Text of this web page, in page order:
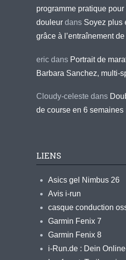
programme pratique
douleur dans Soyez plus
grâce à l’entraînement
eric dans Portrait de
Barbara Sanchez, multi-
Cloudy-celeste dans
de course en 6 semaines
LIENS
Asics gel Nimbus 26
Avis i-run
casque conduction
Garmin Fenix 7
Garmin Fenix 8
i-Run.de : Dein